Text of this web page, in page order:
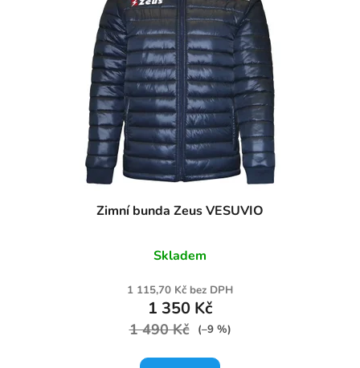
Zimní bunda Zeus VESUVIO
Skladem
1 115,70 Kč bez DPH
1 350 Kč
1 490 Kč (–9 %)